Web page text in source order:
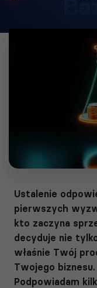
Ustalenie
pierwszych
kto zaczyna
decyduje nie
właśnie Twój
Twojego
Podpowiadam